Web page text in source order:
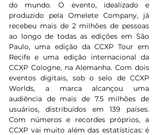
do mundo. O evento, idealizado e
produzido pela Omelete Company, já
recebeu mais de 2 milhões de pessoas
ao longo de todas as edições em São
Paulo, uma edição da CCXP Tour em
Recife e uma edição internacional da
CCXP Cologne, na Alemanha. Com dois
eventos digitais, sob o selo de CCXP
Worlds, a marca alcançou uma
audiência de mais de 7.5 milhões de
usuários, distribuídos em 139 países.
Com números e recordes próprios, a
CCXP vai muito além das estatísticas: é